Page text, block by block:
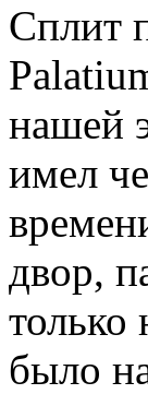
Сплит
нашей
имел
двор,
было